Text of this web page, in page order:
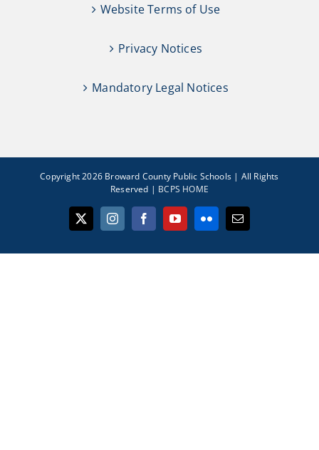
Website Terms of Use
Privacy Notices
Mandatory Legal Notices
Copyright 2026 Broward County Public Schools | All Rights
Reserved | BCPS HOME
X InstagramFacebookYouTubeFlickr Email